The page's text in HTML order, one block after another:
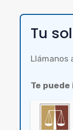
Tu
Llámanos
Te